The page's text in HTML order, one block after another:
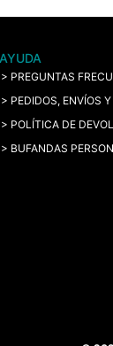
AYUDA
> PREGUNTAS
> PEDIDOS, ENVÍOS Y
> POLÍTICA DE
> BUFANDAS